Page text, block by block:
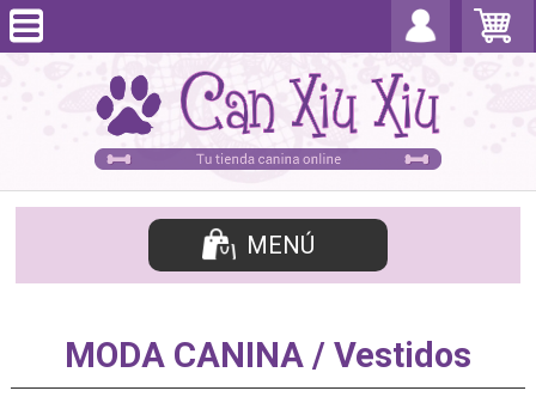
MENÚ
MODA CANINA / Vestidos